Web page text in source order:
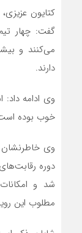
کتایون
گفت: چهار
می‌کنند و
دارند.
وی ادامه
خوب بوده
وی خاطرنشان
دوره رقابت‌های
شد و
مطلوب این